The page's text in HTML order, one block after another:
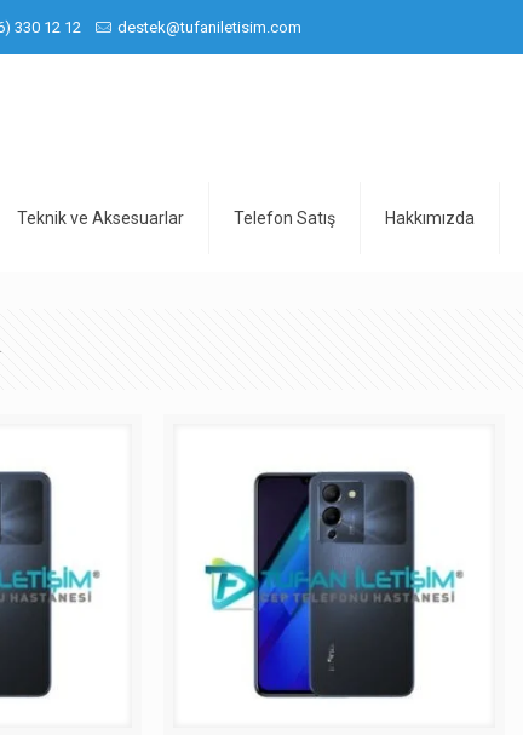
330 12 12 destek@tufaniletisim.com
Teknik ve Aksesuarlar Telefon Satış Hakkımızda